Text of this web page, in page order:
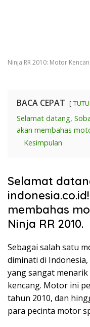
Ninja RR 2010: Motor
BACA CEPAT
Selamat datang,
akan membahas
Kesimpulan
Selamat
membahas
Ninja RR 2010.
Sebagai salah satu
diminati di Indonesia,
yang sangat
kencang. Motor ini
tahun 2010, dan
para pecinta motor